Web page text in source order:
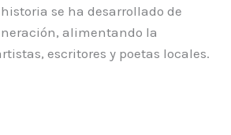
se ha desarrollado de
alimentando la
escritores y poetas locales.